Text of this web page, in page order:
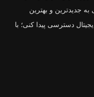
جدیدترین و بهترین
دسترسی پیدا کنی؛ با